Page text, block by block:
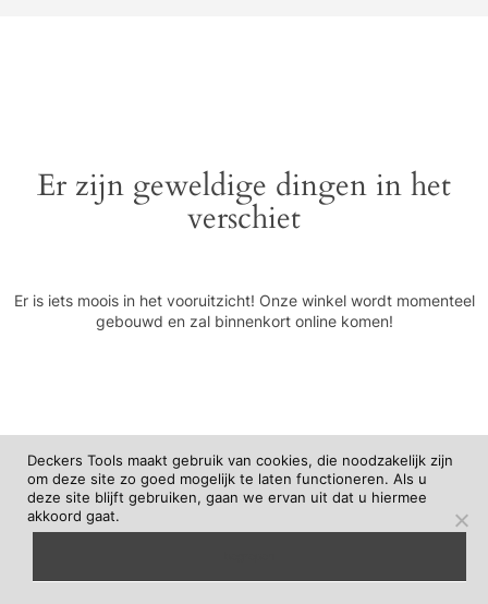
Er zijn geweldige dingen in het
verschiet
Er is iets moois in het vooruitzicht! Onze winkel wordt momenteel
gebouwd en zal binnenkort online komen!
Deckers Tools maakt gebruik van cookies, die noodzakelijk zijn
om deze site zo goed mogelijk te laten functioneren. Als u
deze site blijft gebruiken, gaan we ervan uit dat u hiermee
akkoord gaat.